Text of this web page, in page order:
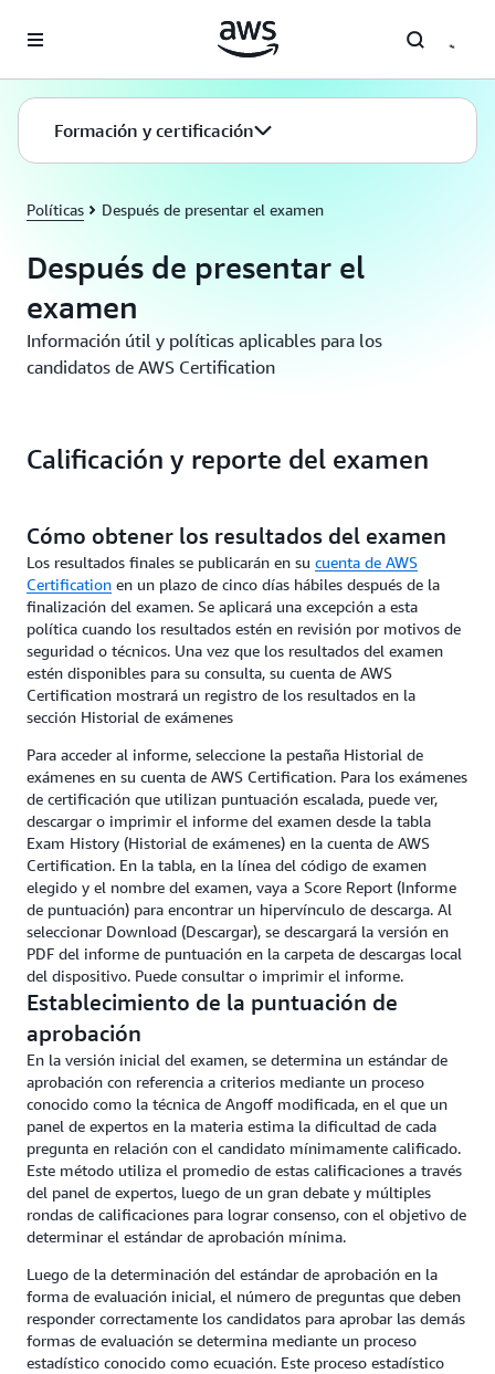
Formación y certificación
Políticas Después de presentar el examen
Después de presentar el
examen
Información útil y políticas aplicables para los
candidatos de AWS Certification
Calificación y reporte del examen
Cómo obtener los resultados del examen
Los resultados finales se publicarán en su cuenta de AWS
Certification en un plazo de cinco días hábiles después de la
finalización del examen. Se aplicará una excepción a esta
política cuando los resultados estén en revisión por motivos de
seguridad o técnicos. Una vez que los resultados del examen
estén disponibles para su consulta, su cuenta de AWS
Certification mostrará un registro de los resultados en la
sección Historial de exámenes
Para acceder al informe, seleccione la pestaña Historial de
exámenes en su cuenta de AWS Certification. Para los exámenes
de certificación que utilizan puntuación escalada, puede ver,
descargar o imprimir el informe del examen desde la tabla
Exam History (Historial de exámenes) en la cuenta de AWS
Certification. En la tabla, en la línea del código de examen
elegido y el nombre del examen, vaya a Score Report (Informe
de puntuación) para encontrar un hipervínculo de descarga. Al
seleccionar Download (Descargar), se descargará la versión en
PDF del informe de puntuación en la carpeta de descargas local
del dispositivo. Puede consultar o imprimir el informe.
Establecimiento de la puntuación de
aprobación
En la versión inicial del examen, se determina un estándar de
aprobación con referencia a criterios mediante un proceso
conocido como la técnica de Angoff modificada, en el que un
panel de expertos en la materia estima la dificultad de cada
pregunta en relación con el candidato mínimamente calificado.
Este método utiliza el promedio de estas calificaciones a través
del panel de expertos, luego de un gran debate y múltiples
rondas de calificaciones para lograr consenso, con el objetivo de
determinar el estándar de aprobación mínima.
Luego de la determinación del estándar de aprobación en la
forma de evaluación inicial, el número de preguntas que deben
responder correctamente los candidatos para aprobar las demás
formas de evaluación se determina mediante un proceso
estadístico conocido como ecuación. Este proceso estadístico